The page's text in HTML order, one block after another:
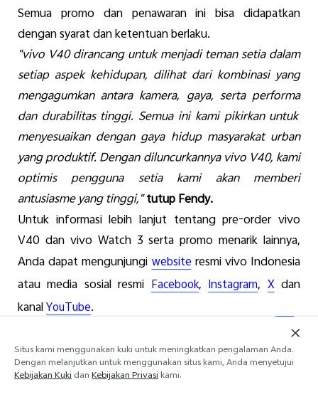
Semuapromo dan penawaran ini bisa didapatkan
dengansyaratdanketentuanberlaku.
"vivoV40dirancang untuk menjadi temansetia dalam
setiap aspek kehidupan, dilihat dari kombinasiyang
mengagumkan antara kamera, gaya, serta performa
dan durabilitas tinggi. Semua inikamipikirkan untuk
menyesuaikan dengan gaya hidup masyarakaturban
yangproduktif.Dengan diluncurkannyavivo V40, kami
optimis
pengguna setiakami akan
memberi
antusiasmeyangtinggi,"tutupFendy.
Untuk informasi lebih lanjut tentangpre-order vivo
V40 dan vivo Watch 3serta promomenarik lainnya,
Andadapatmengunjungi website resmivivo Indonesia
ataumedia sosial resmi Facebook, Instagram, Xdan
kanalYouTube.
Tentangvivo
Situs kami menggunakan kuki untuk meningkatkan pengalaman Anda.
Dengan melanjutkan untuk menggunakan situs kami, Anda menyetujui
Kebijakan KukidanKebijakan Privasikami.